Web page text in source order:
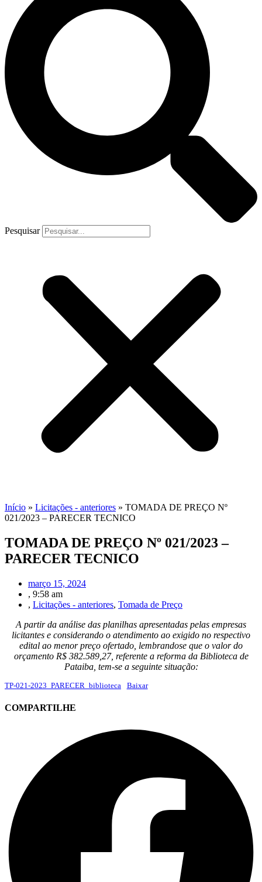
Pesquisar
Início » Licitações - anteriores » TOMADA DE PREÇO Nº
021/2023 – PARECER TECNICO
TOMADA DE PREÇO Nº 021/2023 –
PARECER TECNICO
março 15, 2024
, 9:58 am
, Licitações - anteriores, Tomada de Preço
A partir da análise das planilhas apresentadas pelas empresas
licitantes e considerando o atendimento ao exigido no respectivo
edital ao menor preço ofertado, lembrandose que o valor do
orçamento R$ 382.589,27, referente a reforma da Biblioteca de
Pataiba, tem-se a seguinte situação:
TP-021-2023_PARECER_biblioteca Baixar
COMPARTILHE